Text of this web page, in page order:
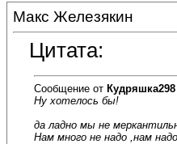
Макс Железякин
Цитата:
Сообщение от Кудряшка298
Ну хотелось бы!
да ладно мы не
Нам много не надо ,нам